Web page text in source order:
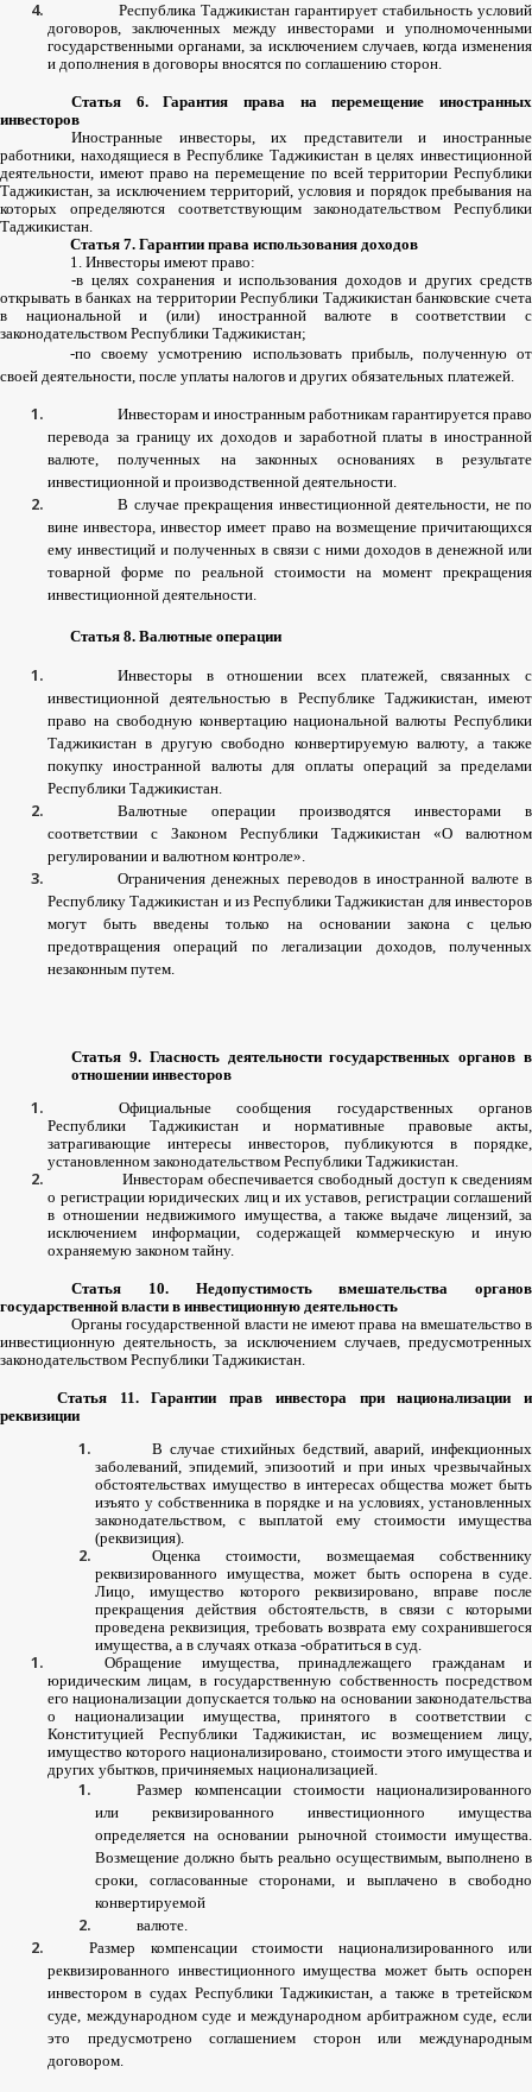
Республика Таджикистан гарантирует стабильность условий
договоров,заключенных между инвесторами и
уполномоченными
государственными органами,за исключением случаев, когда изменения
и дополнения в договоры вносятся по соглашению сторон.
Статья 6.Гарантия права на перемещение
иностранных
инвесторов
Иностранные
инвесторы,их представители и
иностранные
работники, находящиеся в Республике Таджикистан в целях инвестиционной
деятельности, имеют право на перемещение по всей территории Республики
Таджикистан,за исключением территорий, условия и порядок пребывания на
которых
определяются соответствующим законодательством
Республики
Таджикистан.
Статья 7. Гарантии права использования доходов
1. Инвесторы имеют право:
-в целях сохранения и использования доходов и других средств
открывать в банках на территории Республики Таджикистан банковские счета
в
национальной и (или) иностранной валюте в соответствии
с
законодательством Республики Таджикистан;
-по своему усмотрению использовать прибыль, полученную от
своей деятельности, после уплаты налогов и других обязательных платежей.
Инвесторам и иностранным работникам гарантируется право
перевода за границу их доходов и заработной платы в иностранной
валюте,полученных на законных основаниях в
результате
инвестиционной и производственной деятельности.
В случае прекращения инвестиционной деятельности, не по
вине инвестора,инвестор имеет право на возмещение причитающихся
ему инвестиций и полученных в связи с ними доходов в денежной или
товарной форме по реальной стоимости на момент прекращения
инвестиционной деятельности.
Статья 8. Валютные операции
Инвесторы в отношении всех платежей,связанных
с
инвестиционной
деятельностью в Республике Таджикистан ,имеют
право на свободную конвертацию национальной валюты Республики
Таджикистан в другую свободно конвертируемую валюту, а также
покупку иностранной валюты для оплаты операций за
пределами
Республики Таджикистан
Валютные
операции производятся инвесторами
в
соответствии
с Законом Республики Таджикистан «О
валютном
регулировании и валютном контроле».
Ограничения денежных переводов в иностранной валюте в
Республику Таджикистан и из Республики Таджикистан для инвесторов
могут
быть введены только на основании закона с
целью
предотвращения
операций по легализации доходов,полученных
незаконным путем
Статья 9. Гласность деятельности государственных органов в
отношении инвесторов
Официальные
сообщения государственных
органов
Республики
Таджикистан и нормативные правовые акты
затрагивающие
интересы инвесторов,публикуются в порядке
установленном законодательством Республики Таджикистан
Инвесторам обеспечивается свободный доступ к сведениям
о регистрации юридических лиц и их уставов регистрации соглашений
в отношении недвижимого имущества а также выдаче лицензий, за
исключением
информации содержащей коммерческую и
иную
охраняемую законом тайну.
Статья 10. Недопустимость вмешательства
органов
государственной власти в инвестиционную деятельность
Органы государственной власти не имеют права на вмешательство в
инвестиционную деятельность ,за исключением случаев,предусмотренных
законодательством Республики Таджикистан
Статья 11.Гарантии прав инвестора при национализации
и
реквизиции
В случае стихийных бедствий,аварий,инфекционных
заболеваний,эпидемий,эпизоотий и при иных чрезвычайных
обстоятельствах имущество в интересах общества может быть
изъято у собственника в порядке и на условиях, установленных
законодательством, с выплатой ему стоимости
имущества
(реквизиция).
Оценка
стоимости, возмещаемая
собственнику
реквизированного
имущества,может быть оспорена в суде.
Лицо, имущество которого реквизировано,вправе
после
прекращения
действия обстоятельств, в связи с
которыми
проведена реквизиция, требовать возврата ему сохранившегося
имущества, а в случаях отказа -обратиться в суд.
Обращение
имущества, принадлежащего гражданам
и
юридическим лицам, в государственную собственность посредством
его национализации допускается только на основании законодательства
о
национализации имущества, принятого в соответствии
с
Конституцией
Республики Таджикистан, ис возмещением лицу,
имущество которого национализировано, стоимости этого имущества и
других убытков, причиняемых национализацией.
Размер
компенсации стоимости
национализированного
или
реквизированного инвестиционного
имущества
определяется на основании рыночной стоимости имущества.
Возмещение должно быть реально осуществимым, выполнено в
сроки, согласованные сторонами,и выплачено в
свободно
конвертируемой
валюте.
Размер
компенсации стоимости национализированного
или
реквизированного инвестиционного имущества может быть оспорен
инвестором в судах Республики Таджикистан,а также в третейском
суде, международном суде и международном арбитражном суде,если
это
предусмотрено соглашением сторон или
международным
договором.